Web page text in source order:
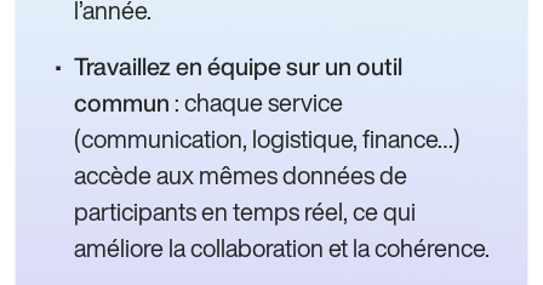
l’année.
Travaillez en équipe sur un outil
commun : chaque service
(communication, logistique, finance…)
accède aux mêmes données de
participants en temps réel, ce qui
améliore la collaboration et la cohérence.